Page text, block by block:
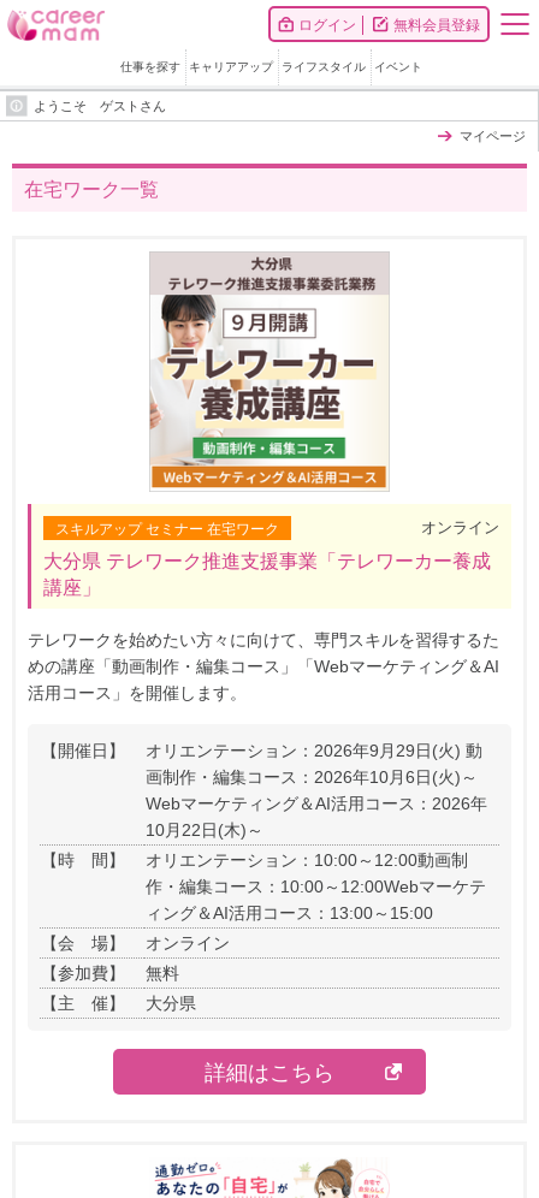
ログイン 無料会員登録
仕事を探す キャリアアップ ライフスタイル イベント
ようこそ ゲストさん
マイページ
在宅ワーク一覧
スキルアップ セミナー 在宅ワーク オンライン
大分県 テレワーク推進支援事業「テレワーカー養成
講座」
テレワークを始めたい方々に向けて、専門スキルを習得するた
めの講座「動画制作・編集コース」「Webマーケティング＆AI
活用コース」を開催します。
【開催日】 オリエンテーション：2026年9月29日(火) 動
画制作・編集コース：2026年10月6日(火)～
Webマーケティング＆AI活用コース：2026年
10月22日(木)～
【時 間】
オリエンテーション：10:00～12:00動画制
作・編集コース：10:00～12:00Webマーケテ
ィング＆AI活用コース：13:00～15:00
【会 場】
オンライン
【参加費】
無料
【主 催】
大分県
詳細はこちら